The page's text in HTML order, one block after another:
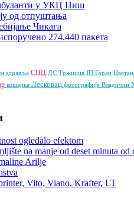
у УКЦ Ниш
од отпуштања
Чикага
274.440 пакета
здравља СПЦ ДС Тржница ЈП Горан
кошарка Лесковац фотографије Владичин
ogledalo efektom
na manje od deset minuta od
Arilje
Vito, Viano, Krafter, LT